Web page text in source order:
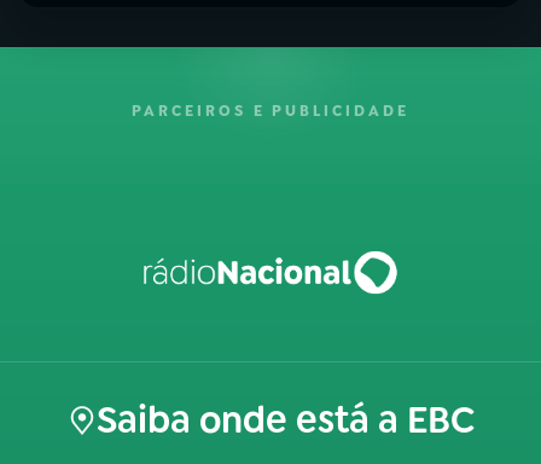
PARCEIROS E PUBLICIDADE
Saiba onde está a EBC